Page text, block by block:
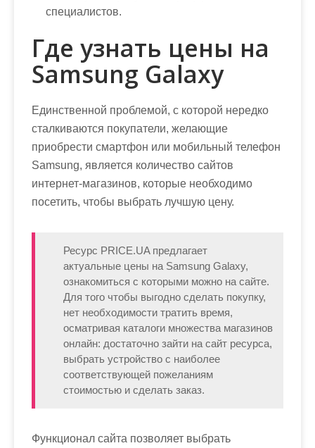
специалистов.
Где узнать цены на
Samsung Galaxy
Единственной проблемой, с которой нередко
сталкиваются покупатели, желающие
приобрести смартфон или мобильный телефон
Samsung, является количество сайтов
интернет-магазинов, которые необходимо
посетить, чтобы выбрать лучшую цену.
Ресурс PRICE.UA предлагает
актуальные цены на Samsung Galaxy,
ознакомиться с которыми можно на сайте.
Для того чтобы выгодно сделать покупку,
нет необходимости тратить время,
осматривая каталоги множества магазинов
онлайн: достаточно зайти на сайт ресурса,
выбрать устройство с наиболее
соответствующей пожеланиям
стоимостью и сделать заказ.
Функционал сайта позволяет выбрать